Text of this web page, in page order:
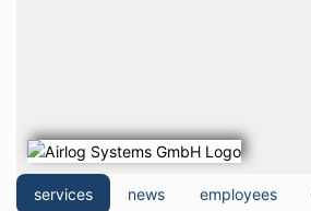
services news employees